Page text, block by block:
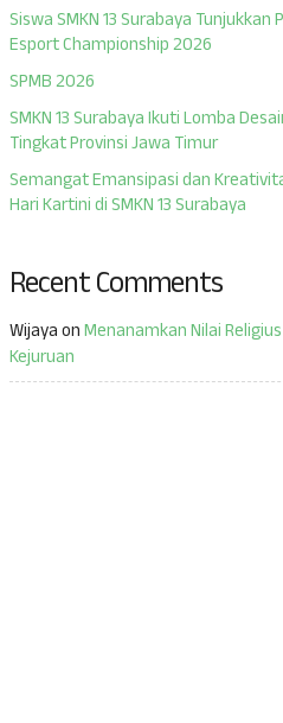
Siswa SMKN 13 Surabaya
Esport Championship 2026
SPMB 2026
SMKN 13 Surabaya Ikuti Lomba
Tingkat Provinsi Jawa Timur
Semangat Emansipasi dan
Hari Kartini di SMKN 13 Surabaya
Recent Comments
WijayaonMenanamkan Nilai
Kejuruan